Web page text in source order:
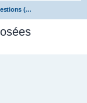
Foire aux questions (Questions posées fréquemment)